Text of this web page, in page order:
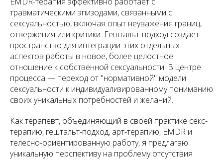
травматическими эпизодами, связанными с
сексуальностью, включая опыт неуважения границ,
отвержения или критики. Гештальт-подход создает
пространство для интеграции этих отдельных
аспектов работы в новое, более целостное
отношение к собственной сексуальности. В центре
процесса — переход от "нормативной" модели
сексуальности к индивидуализированному пониманию
своих уникальных потребностей и желаний.
Как терапевт, объединяющий в своей практике секс-
терапию, гештальт-подход, арт-терапию, EMDR и
телесно-ориентированную работу, я предлагаю
уникальную перспективу на проблему отсутствия